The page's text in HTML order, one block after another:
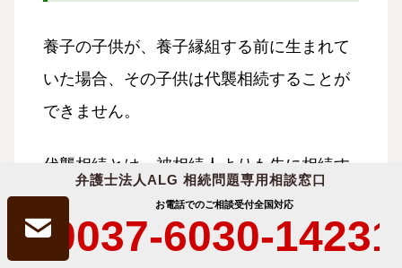
弁護士法人ALG 相続問題専用相談窓口
お電話でのご相談受付全国対応
0037-6030-14231
養子の子供が、養子縁組する前に生まれて
いた場合、その子供は代襲相続することが
できません。
代襲相続とは、被相続人よりも先に相続す
る予定だった者が亡くなったときに、相続
する予定だった者の子が相続権を受け継ぐ
ことです。